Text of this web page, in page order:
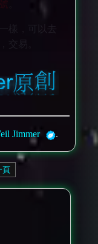
Jimmer .
頁